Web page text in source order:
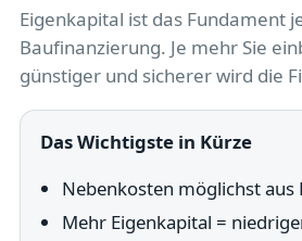
Versicherung
Baufinanzierung
Eigenkapital ist das Fundament
Baufinanzierung. Je mehr Sie
günstiger und sicherer wird die
Das Wichtigste in Kürze
Nebenkosten möglichst aus
Mehr Eigenkapital =